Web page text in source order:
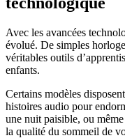
Avec les avancées
évolué. De simples
véritables outils
enfants.
Certains modèles
histoires audio pour
une nuit paisible, ou
la qualité du sommeil de